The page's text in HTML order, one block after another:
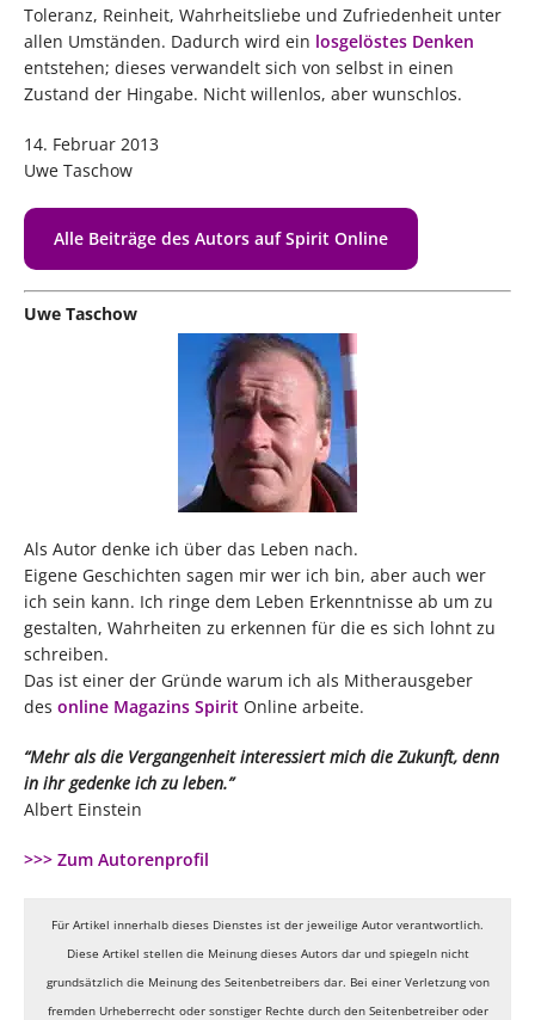
Toleranz, Reinheit, Wahrheitsliebe und Zufriedenheit unter
allen Umständen. Dadurch wird ein losgelöstes Denken
entstehen; dieses verwandelt sich von selbst in einen
Zustand der Hingabe. Nicht willenlos, aber wunschlos.
14. Februar 2013
Uwe Taschow
Alle Beiträge des Autors auf Spirit Online
Uwe Taschow
Als Autor denke ich über das Leben nach.
Eigene Geschichten sagen mir wer ich bin, aber auch wer
ich sein kann. Ich ringe dem Leben Erkenntnisse ab um zu
gestalten, Wahrheiten zu erkennen für die es sich lohnt zu
schreiben.
Das ist einer der Gründe warum ich als Mitherausgeber
des online Magazins Spirit Online arbeite.
“Mehr als die Vergangenheit interessiert mich die Zukunft, denn
in ihr gedenke ich zu leben.”
Albert Einstein
>>> Zum Autorenprofil
Für Artikel innerhalb dieses Dienstes ist der jeweilige Autor verantwortlich.
Diese Artikel stellen die Meinung dieses Autors dar und spiegeln nicht
grundsätzlich die Meinung des Seitenbetreibers dar. Bei einer Verletzung von
fremden Urheberrecht oder sonstiger Rechte durch den Seitenbetreiber oder